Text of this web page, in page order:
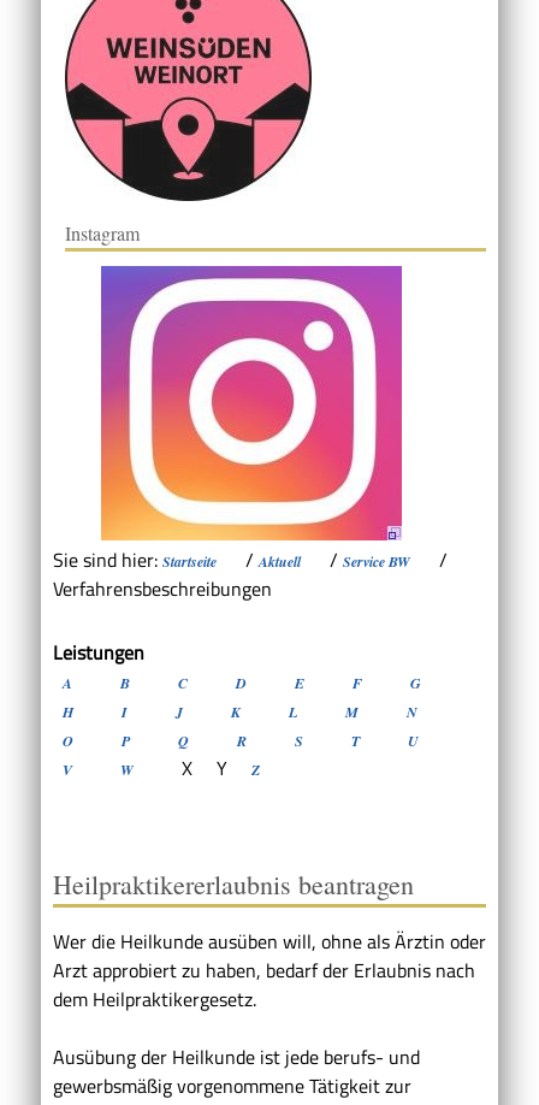
Instagram
Sie sind hier: Startseite /Aktuell / Service BW
/
Verfahrensbeschreibungen
Leistungen
A B C D E F
G
H
I J K L M
N
O
P Q R S T
U
V
W X Y Z
Heilpraktikererlaubnis beantragen
Wer die Heilkunde ausüben will, ohne als Ärztin oder
Arzt approbiert zu haben, bedarf der Erlaubnis nach
dem Heilpraktikergesetz.
Ausübung der Heilkunde ist jede berufs- und
gewerbsmäßig vorgenommene Tätigkeit zur